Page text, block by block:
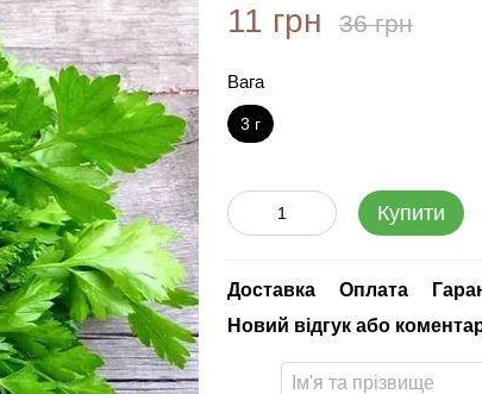
11 грн 36 грн
Вага
3 г
Купити
Доставка Оплата
Новий відгук або